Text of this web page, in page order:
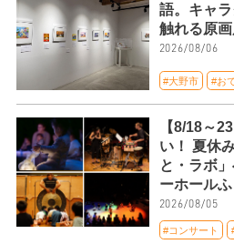
語。キャ
触れる原
2026/08/06
#大野市 #お
【8/18～
い！ 夏休
と・ラボ
ーホール
2026/08/05
#コンサート